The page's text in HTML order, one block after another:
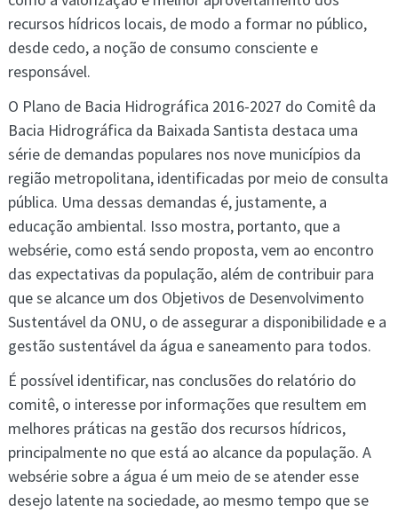
recursos hídricos locais, de modo a formar no público,
desde cedo, a noção de consumo consciente e
responsável.
O Plano de Bacia Hidrográfica 2016-2027 do Comitê da
Bacia Hidrográfica da Baixada Santista destaca uma
série de demandas populares nos nove municípios da
região metropolitana, identificadas por meio de consulta
pública. Uma dessas demandas é, justamente, a
educação ambiental. Isso mostra, portanto, que a
websérie, como está sendo proposta, vem ao encontro
das expectativas da população, além de contribuir para
que se alcance um dos Objetivos de Desenvolvimento
Sustentável da ONU, o de assegurar a disponibilidade e a
gestão sustentável da água e saneamento para todos.
É possível identificar, nas conclusões do relatório do
comitê, o interesse por informações que resultem em
melhores práticas na gestão dos recursos hídricos,
principalmente no que está ao alcance da população. A
websérie sobre a água é um meio de se atender esse
desejo latente na sociedade, ao mesmo tempo que se